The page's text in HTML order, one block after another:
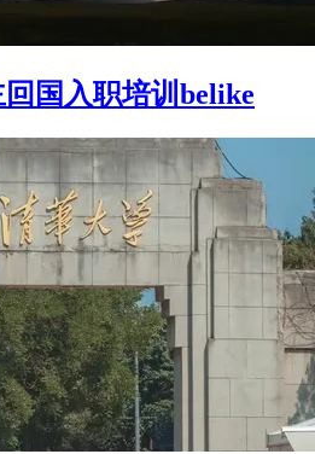
国入职培训belike